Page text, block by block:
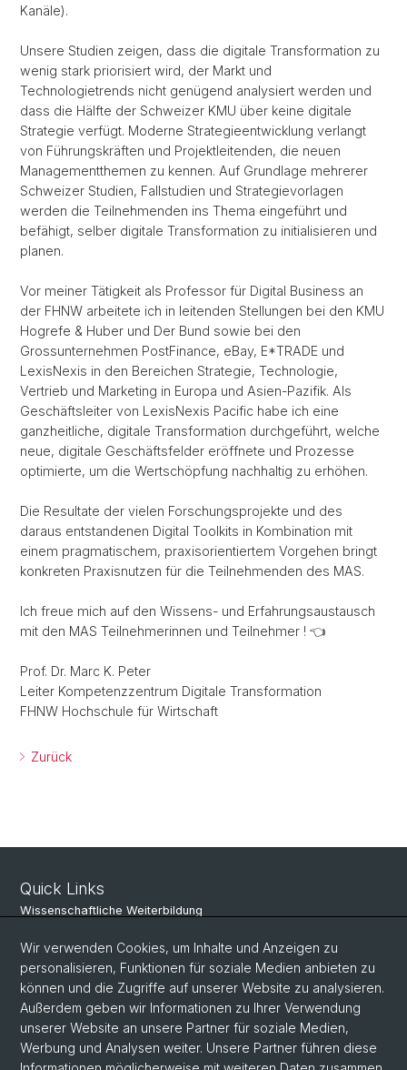
Kanäle).
Unsere Studien zeigen, dass die digitale Transformation zu
wenig stark priorisiert wird, der Markt und
Technologietrends nicht genügend analysiert werden und
dass die Hälfte der Schweizer KMU über keine digitale
Strategie verfügt. Moderne Strategieentwicklung verlangt
von Führungskräften und Projektleitenden, die neuen
Managementthemen zu kennen. Auf Grundlage mehrerer
Schweizer Studien, Fallstudien und Strategievorlagen
werden die Teilnehmenden ins Thema eingeführt und
befähigt, selber digitale Transformation zu initialisieren und
planen.
Vor meiner Tätigkeit als Professor für Digital Business an
der FHNW arbeitete ich in leitenden Stellungen bei den KMU
Hogrefe & Huber und Der Bund sowie bei den
Grossunternehmen PostFinance, eBay, E*TRADE und
LexisNexis in den Bereichen Strategie, Technologie,
Vertrieb und Marketing in Europa und Asien-Pazifik. Als
Geschäftsleiter von LexisNexis Pacific habe ich eine
ganzheitliche, digitale Transformation durchgeführt, welche
neue, digitale Geschäftsfelder eröffnete und Prozesse
optimierte, um die Wertschöpfung nachhaltig zu erhöhen.
Die Resultate der vielen Forschungsprojekte und des
daraus entstandenen Digital Toolkits in Kombination mit
einem pragmatischem, praxisorientiertem Vorgehen bringt
konkreten Praxisnutzen für die Teilnehmenden des MAS.
Ich freue mich auf den Wissens- und Erfahrungsaustausch
mit den MAS Teilnehmerinnen und Teilnehmer ! 👈
Prof. Dr. Marc K. Peter
Leiter Kompetenzzentrum Digitale Transformation
FHNW Hochschule für Wirtschaft
Zurück
Quick Links
Wissenschaftliche Weiterbildung
bruhnpartner
Social Media
Instagram
Wir verwenden Cookies, um Inhalte und Anzeigen zu
personalisieren, Funktionen für soziale Medien anbieten zu
können und die Zugriffe auf unserer Website zu analysieren.
Außerdem geben wir Informationen zu Ihrer Verwendung
unserer Website an unsere Partner für soziale Medien,
Werbung und Analysen weiter. Unsere Partner führen diese